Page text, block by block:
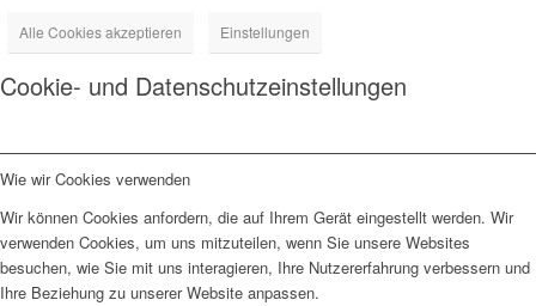
Alle Cookies akzeptieren Einstellungen
Cookie- und Datenschutzeinstellungen
Wie wir Cookies verwenden
Wir können Cookies anfordern, die auf Ihrem Gerät eingestellt werden. Wir
verwenden Cookies, um uns mitzuteilen, wenn Sie unsere Websites
besuchen, wie Sie mit uns interagieren, Ihre Nutzererfahrung verbessern und
Ihre Beziehung zu unserer Website anpassen.